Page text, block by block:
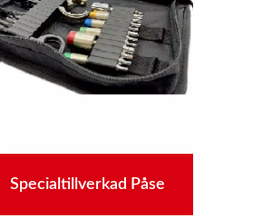
Specialtillverkad Påse